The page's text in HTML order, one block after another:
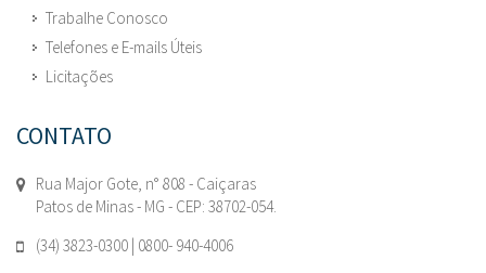
Trabalhe Conosco
Telefones e E-mails Úteis
Licitações
CONTATO
Rua Major Gote, n° 808 - Caiçaras
Patos de Minas - MG - CEP: 38702-054.
(34) 3823-0300 | 0800- 940-4006